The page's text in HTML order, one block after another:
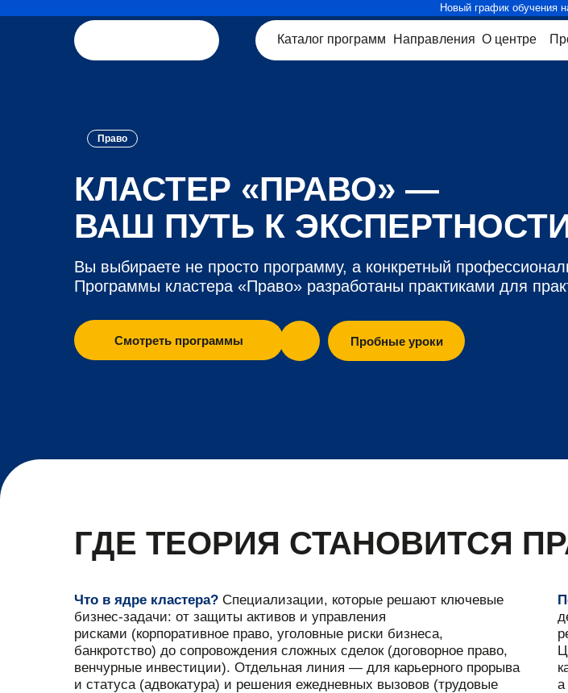
Новый график обучения
Каталог программ О центре
Направления
Право
КЛАСТЕР «ПРАВО» —
ВАШ ПУТЬ К
Вы выбираете не просто программу, а конкретный
Программы кластера «Право» разработаны практиками для
Смотреть программы Пробные уроки
ГДЕ ТЕОРИЯ СТАНОВИТСЯ
Что в ядре кластера? Специализации, которые решают ключевые
бизнес-задачи: от защиты активов и управления
рисками (корпоративное право, уголовные риски бизнеса,
банкротство) до сопровождения сложных сделок (договорное право,
венчурные инвестиции). Отдельная линия — для карьерного прорыва
и статуса (адвокатура) и решения ежедневных вызовов (трудовые
а